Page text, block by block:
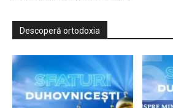
Descoperă ortodoxia